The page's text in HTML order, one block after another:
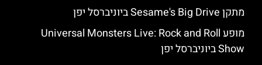
מתקן Sesame's Big Drive ביוניברסל יפן
מופע Universal Monsters Live: Rock and Roll
Show ביוניברסל יפן